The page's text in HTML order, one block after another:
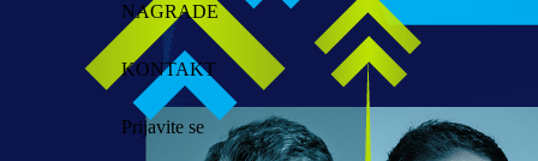
NAGRADE
KONTAKT
Prijavite se